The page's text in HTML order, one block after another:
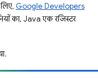
Google Developers
का, Java एक रजिस्टर